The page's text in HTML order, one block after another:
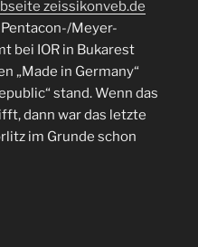
zeissikonveb.de
Meyer-
bei IOR in Bukarest
„Made in Germany“
stand. Wenn das
dann war das letzte
im Grunde schon